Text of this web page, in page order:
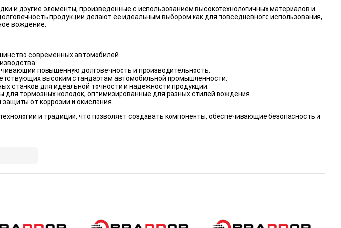
и другие элементы, произведенные с использованием высокотехнологичных материалов и
продукции делают ее идеальным выбором как для повседневного использования,
вождение.
современных автомобилей.
повышенную долговечность и производительность.
высоким стандартам автомобильной промышленности.
станков для идеальной точности и надежности продукции.
тормозных колодок, оптимизированные для разных стилей вождения.
от коррозии и окисления.
и традиций, что позволяет создавать компоненты, обеспечивающие безопасность и